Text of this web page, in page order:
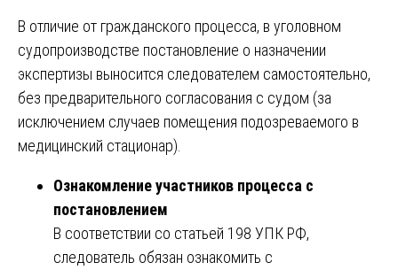
В отличие от гражданского процесса, в уголовном
судопроизводстве постановление о назначении
экспертизы выносится следователем самостоятельно,
без предварительного согласования с судом (за
исключением случаев помещения подозреваемого в
медицинский стационар).
Ознакомление участников процесса с
постановлением
В соответствии со статьей 198 УПК РФ,
следователь обязан ознакомить с